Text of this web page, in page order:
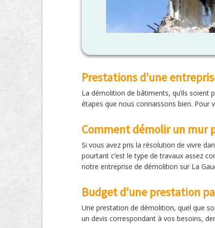
Prestations d’une
La démolition de bâtiments, qu’ils soient
étapes que nous connaissons bien. Pour
Comment démolir un mur
Si vous avez pris la résolution de vivre
pourtant c’est le type de travaux assez
notre entreprise de démolition sur La
Budget d’une prestation
Une prestation de démolition, quel que
un devis correspondant à vos besoins,